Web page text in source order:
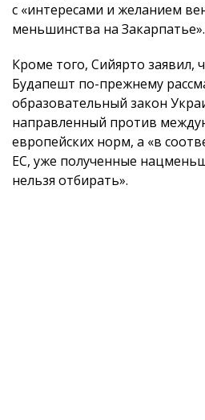
с «интересами и желанием
меньшинства на Закарпатье».
Кроме того, Сийярто заявил,
Будапешт по-прежнему
образовательный закон
направленный против
европейских норм, а «в
ЕС, уже полученные
нельзя отбирать».